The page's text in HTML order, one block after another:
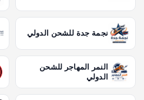
نجمة جدة للشحن الدولي
النمر المهاجر للشحن
الدولي